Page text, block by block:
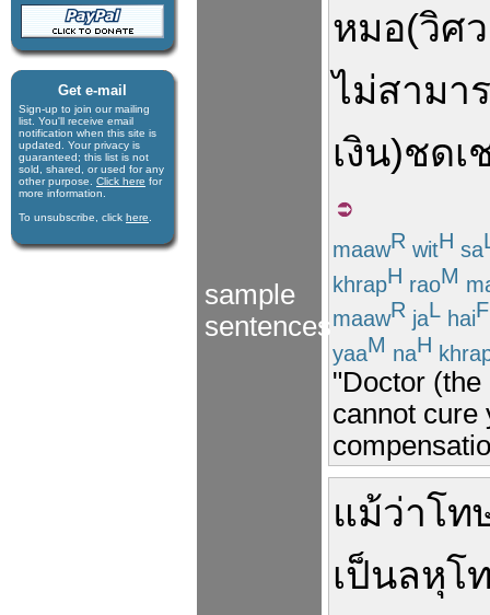
Get e-mail
Sign-up to join our mail­ing
list. You'll receive e­mail
notification when this site is
updated. Your privacy is
guaran­teed; this list is not
sold, shared, or used for any
other purpose. Click here for
more infor­mation.
To unsubscribe, click here
sample
sentences
หมอ(วิศ
ไม่สามา
เงิน)ชดเ
maawR witH sa
khrapH raoM
maawR jaL haiF
yaaM naH
"Doctor (the
cannot cure
แม้ว่าโท
เป็นลหุโ